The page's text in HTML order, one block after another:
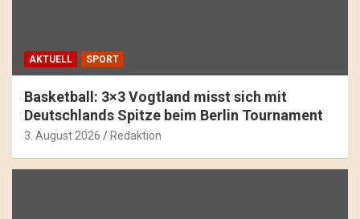
AKTUELL SPORT
Basketball: 3×3 Vogtland misst sich mit
Deutschlands Spitze beim Berlin Tournament
3. August 2026 Redaktion